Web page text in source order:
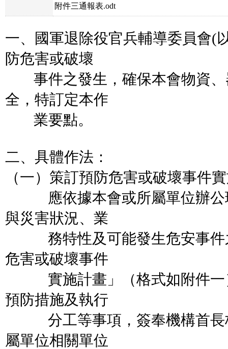
附件三通報表.odt
一、國軍退除役官兵輔導委員會(
防危害或破壞
事件之發生，確保本會物資、
全，特訂定本作
業要點。
二、具體作法：
（一）策訂預防危害或破壞事件
應依據本會或所屬單位辦公
與災害狀況、業
務特性及可能發生危安事件
危害或破壞事件
實施計畫」（格式如附件一
預防措施及執行
分工等事項，簽奉機構首長
屬單位相關單位